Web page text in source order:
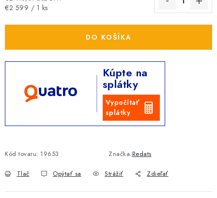
Jednotková cena:
€2 599 / 1 ks
DO KOŠÍKA
Kúpte na
splátky
Vypočítať
splátky
Kód tovaru: 19653 Značka:Redats
Tlač Opýtať sa Strážiť Zdieľať